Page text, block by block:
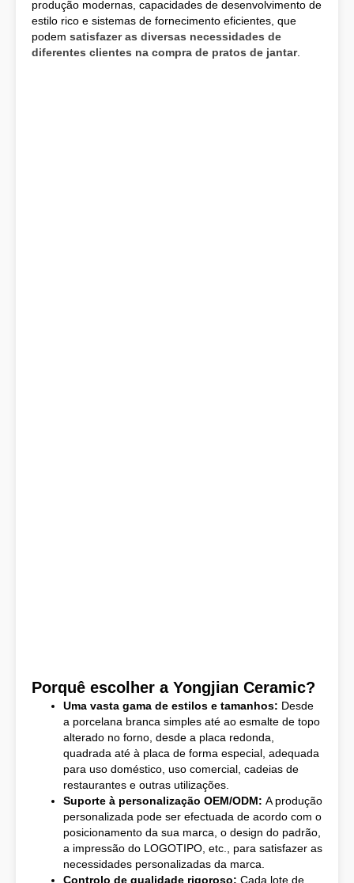
produção modernas, capacidades de desenvolvimento de
estilo rico e sistemas de fornecimento eficientes, que
podem satisfazer as diversas necessidades de
diferentes clientes na compra de pratos de jantar.
Porquê escolher a Yongjian Ceramic?
Uma vasta gama de estilos e tamanhos: Desde
a porcelana branca simples até ao esmalte de topo
alterado no forno, desde a placa redonda,
quadrada até à placa de forma especial, adequada
para uso doméstico, uso comercial, cadeias de
restaurantes e outras utilizações.
Suporte à personalização OEM/ODM: A produção
personalizada pode ser efectuada de acordo com o
posicionamento da sua marca, o design do padrão,
a impressão do LOGOTIPO, etc., para satisfazer as
necessidades personalizadas da marca.
Controlo de qualidade rigoroso: Cada lote de